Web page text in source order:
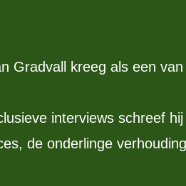
Gradvall kreeg als een
interviews schreef
de onderlinge